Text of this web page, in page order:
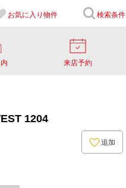
お気に入り 物件 検索条件
来店予約
1204
追加